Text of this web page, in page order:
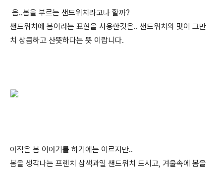
음..봄을 부르는 샌드위치라고나 할까?
샌드위치에 봄이라는 표현을 사용한것은.. 샌드위치의 맛이 그만
치 상큼하고 산뜻하다는 뜻 이랍니다.
아직은 봄 이야기를 하기에는 이르지만..
봄을 생각나는 프렌치 삼색과일 샌드위치 드시고, 겨울속에 봄을